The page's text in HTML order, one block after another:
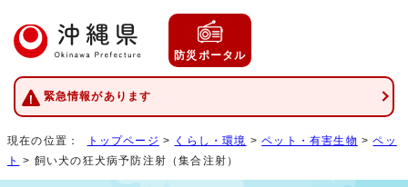
防災ポータル
緊急情報があります
現在の位置： トップページ > くらし・環境 >ペット・有害生物 >ペッ
ト > 飼い犬の狂犬病予防注射（集合注射）